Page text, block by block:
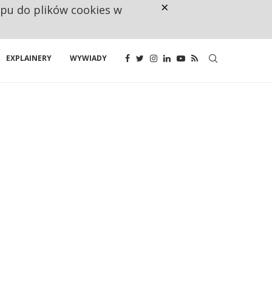
EXPLAINERY WYWIADY
do plików cookies w ×